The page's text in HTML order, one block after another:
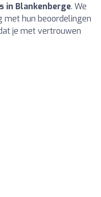
in Blankenberge. We
met hun beoordelingen
je met vertrouwen